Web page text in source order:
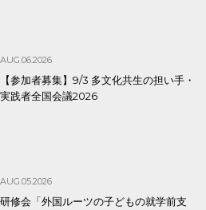
AUG.06.2026
【参加者募集】9/3 多文化共生の担い手・
実践者全国会議2026
AUG.05.2026
研修会「外国ルーツの子どもの就学前支